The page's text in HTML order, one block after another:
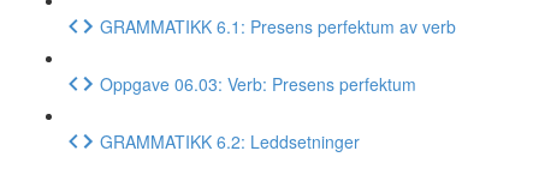
GRAMMATIKK 6.1: Presens perfektum av verb
Oppgave 06.03: Verb: Presens perfektum
GRAMMATIKK 6.2: Leddsetninger